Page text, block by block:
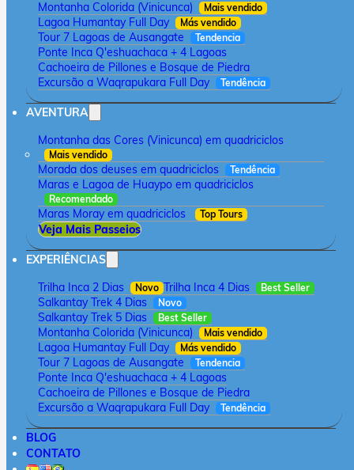
Montanha Colorida (Vinicunca) Mais vendido
Lagoa Humantay Full Day Más vendido
Tour 7 Lagoas de Ausangate Tendencia
Ponte Inca Q'eshuachaca + 4 Lagoas
Cachoeira de Pillones e Bosque de Piedra
Excursão a Waqrapukara Full Day
Tendência
AVENTURA
Montanha das Cores (Vinicunca) em quadriciclos
Mais vendido
Morada dos deuses em quadriciclos Tendência
Maras e Lagoa de Huaypo em quadriciclos
Recomendado
Maras Moray em quadriciclos Top Tours
Veja Mais Passeios
EXPERIÊNCIAS
Trilha Inca 2 Dias
Novo Trilha Inca 4 Dias Best Seller
Salkantay Trek 4 Dias Novo
Salkantay Trek 5 Dias Best Seller
Montanha Colorida (Vinicunca) Mais vendido
Lagoa Humantay Full Day Más vendido
Tour 7 Lagoas de Ausangate Tendencia
Ponte Inca Q'eshuachaca + 4 Lagoas
Cachoeira de Pillones e Bosque de Piedra
Excursão a Waqrapukara Full Day
Tendência
BLOG
CONTATO